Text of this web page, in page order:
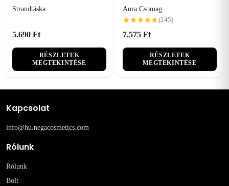
Strandtáska
5.690 Ft
RÉSZLETEK
MEGTEKINTÉSE
Aura Csomag
(245)
7.575 Ft
RÉSZLETEK
MEGTEKINTÉSE
Rólunk
Rólunk
Bolt
Kapcsolat
info@hu.negacosmetics.com